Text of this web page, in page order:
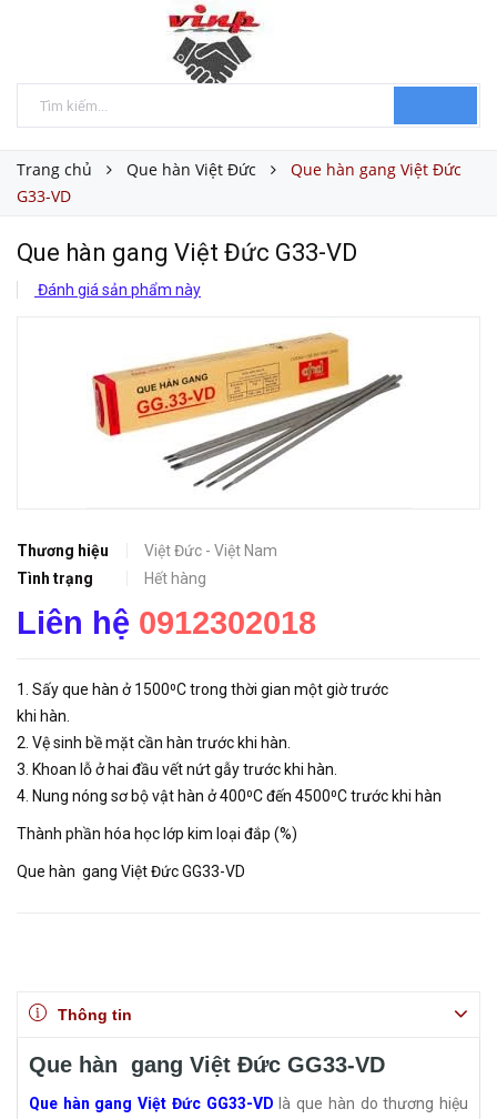
Trang chủ Que hàn Việt Đức
Que hàn gang Việt Đức
G33-VD
Que hàn gang Việt Đức G33-VD
Đánh giá sản phẩm này
Thương hiệu
Việt Đức - Việt Nam
Tình trạng
Hết hàng
Liên hệ 0912302018
1. Sấy que hàn ở 1500⁰C trong thời gian một giờ trước
khi hàn.
2. Vệ sinh bề mặt cần hàn trước khi hàn.
3. Khoan lỗ ở hai đầu vết nứt gẫy trước khi hàn.
4. Nung nóng sơ bộ vật hàn ở 400⁰C đến 4500⁰C trước khi hàn
Thành phần hóa học lớp kim loại đắp (%)
Que hàn gang Việt Đức GG33-VD
Thông tin
Que hàn gang Việt Đức GG33-VD
Que hàn gang Việt Đức GG33-VD là que hàn do thương hiệu